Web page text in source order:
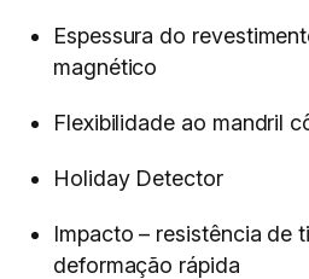
Espessura do
magnético
Flexibilidade ao mandril
Holiday Detector
Impacto – resistência de
deformação rápida